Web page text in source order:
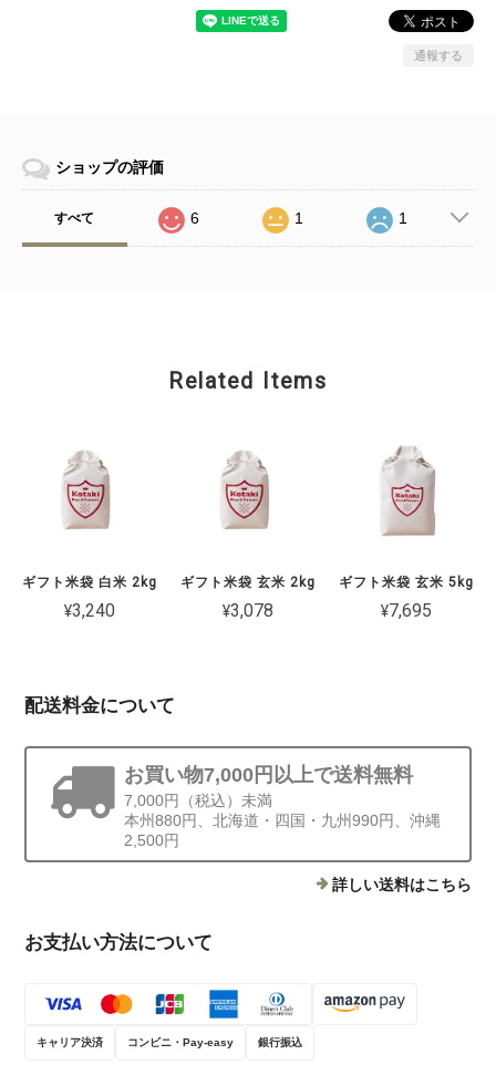
通報する
ショップの評価
すべて 6 1 1
Related Items
ギフト米袋 白米 2kg
¥3,240
ギフト米袋 玄米 2kg
¥3,078
ギフト米袋 玄米 5kg
¥7,695
配送料金について
お買い物7,000円以上で送料無料
7,000円（税込）未満
本州880円、北海道・四国・九州990円、沖縄
2,500円
詳しい送料はこちら
お支払い方法について
キャリア決済 コンビニ・Pay-easy 銀行振込